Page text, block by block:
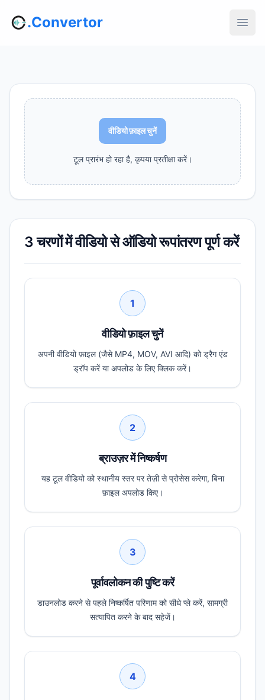
.Convertor
वीडियो फ़ाइल चुनें
टूल प्रारंभ हो रहा है, कृपया प्रतीक्षा करें।
3 चरणों में वीडियो से ऑडियो रूपांतरण पूर्ण करें
1
वीडियो फ़ाइल चुनें
अपनी वीडियो फ़ाइल (जैसे MP4, MOV, AVI आदि) को ड्रैग एंड
ड्रॉप करें या अपलोड के लिए क्लिक करें।
2
ब्राउज़र में निष्कर्षण
यह टूल वीडियो को स्थानीय स्तर पर तेज़ी से प्रोसेस करेगा, बिना
फ़ाइल अपलोड किए।
3
पूर्वावलोकन की पुष्टि करें
डाउनलोड करने से पहले निष्कर्षित परिणाम को सीधे प्ले करें, सामग्री
सत्यापित करने के बाद सहेजें।
4